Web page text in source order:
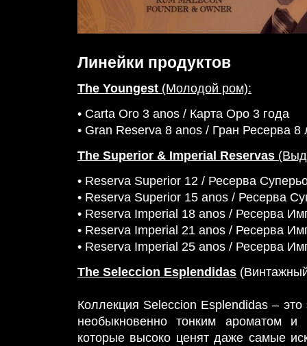
Линейки продуктов
The Youngest (Молодой ром):
• Carta Oro 3 anos / Карта Оро 3 года
• Gran Reserva 8 anos / Гран Ресерва 8
The Superior & Imperial Reservas
• Reserva Superior 12 / Ресерва
• Reserva Superior 15 anos / Ресерва
• Reserva Imperial 18 anos / Ресерва
• Reserva Imperial 21 anos / Ресерва
• Reserva Imperial 25 anos / Ресерва
The Seleccion Esplendidas
Коллекция Seleccion Esplendidas –
необыкновенно тонким ароматом и
которые высоко ценят даже самые